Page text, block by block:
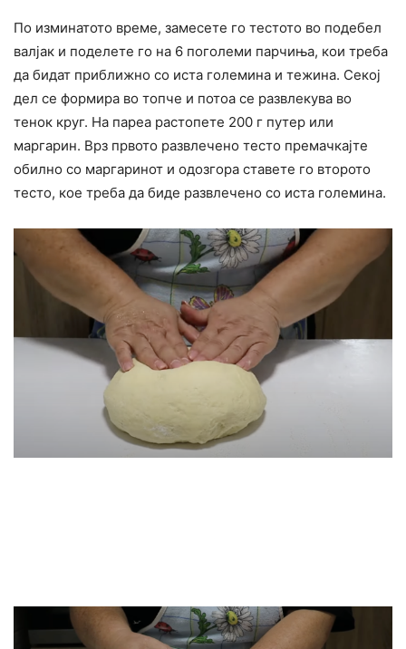
По изминатото време, замесете го тестото во подебел
валјак и поделете го на 6 поголеми парчиња, кои треба
да бидат приближно со иста големина и тежина. Секој
дел се формира во топче и потоа се развлекува во
тенок круг. На пареа растопете 200 г путер или
маргарин. Врз првото развлечено тесто премачкајте
обилно со маргаринот и одозгора ставете го второто
тесто, кое треба да биде развлечено со иста големина.